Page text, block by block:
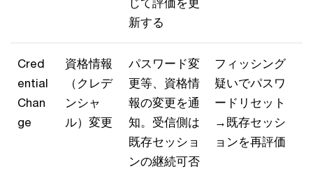
新する
Cred
ential
Chan
ge
資格情報
（クレデ
ンシャ
ル）変更
パスワード変
更等、資格情
報の変更を通
知。受信側は
既存セッショ
ンの継続可否
フィッシング
疑いでパスワ
ードリセット
→既存セッシ
ョンを再評価